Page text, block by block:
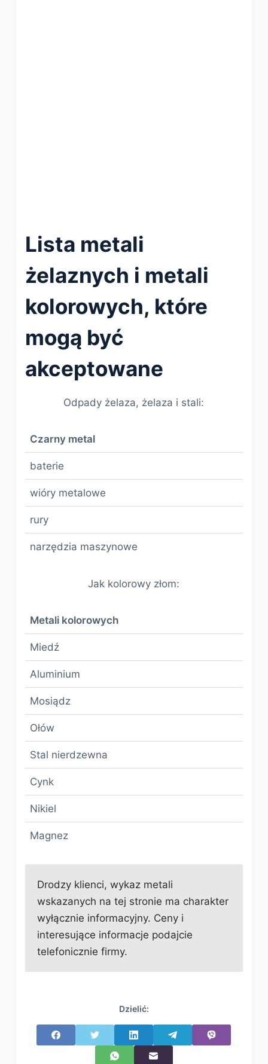
Lista metali
żelaznych i metali
kolorowych, które
mogą być
akceptowane
Odpady żelaza, żelaza i stali:
Czarny metal
baterie
wióry metalowe
rury
narzędzia maszynowe
Jak kolorowy złom:
Metali kolorowych
Miedź
Aluminium
Mosiądz
Ołów
Stal nierdzewna
Cynk
Nikiel
Magnez
Drodzy klienci, wykaz metali
wskazanych na tej stronie ma charakter
wyłącznie informacyjny. Ceny i
interesujące informacje podajcie
telefonicznie firmy.
Dzielić: